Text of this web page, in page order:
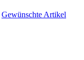
Gewünschte Artikel